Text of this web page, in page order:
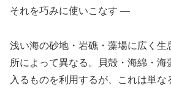
それを巧みに使いこなす ―
浅い海の砂地・岩礁・藻場に広く生
所によって異なる。貝殻・海綿・海
入るものを利用するが、これは単な